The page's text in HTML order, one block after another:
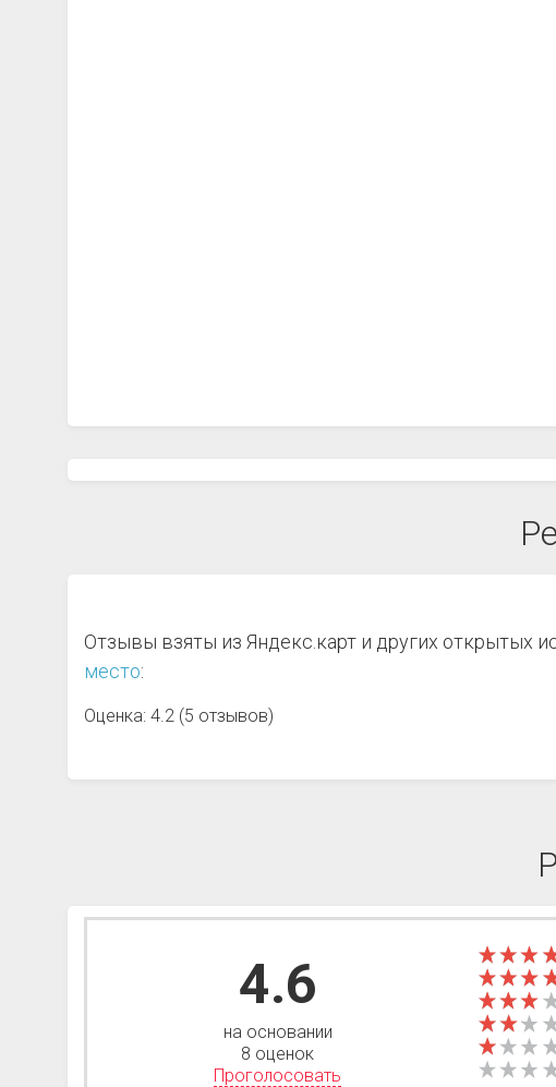
Отзывы взяты из Яндекс.карт и других открытых
место:
Оценка: 4.2 (5 отзывов)
4.6
на основании
8 оценок
Проголосовать